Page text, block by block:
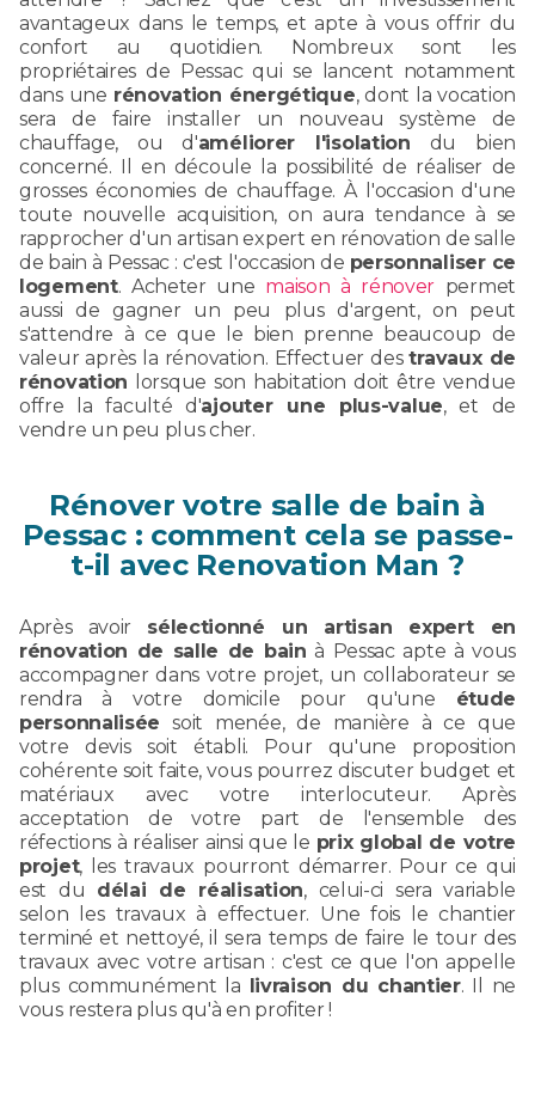
avantageux dans le temps, et apte à vous offrir du
confort au quotidien. Nombreux sont les
propriétaires de Pessac qui se lancent notamment
dans une rénovation énergétique, dont la vocation
sera de faire installer un nouveau système de
chauffage, ou d'améliorer l'isolation du bien
concerné. Il en découle la possibilité de réaliser de
grosses économies de chauffage. À l'occasion d'une
toute nouvelle acquisition, on aura tendance à se
rapprocher d'un artisan expert en rénovation de salle
de bain à Pessac : c'est l'occasion de personnaliser ce
logement. Acheter une maison à rénover permet
aussi de gagner un peu plus d'argent, on peut
s'attendre à ce que le bien prenne beaucoup de
valeur après la rénovation. Effectuer destravaux de
rénovation lorsque son habitation doit être vendue
offre la faculté d'ajouter une plus-value, et de
vendre un peu plus cher.
Rénover votre salle de bain à
Pessac : comment cela se passe-
t-il avec Renovation Man ?
Après avoir sélectionné un artisan expert en
rénovation de salle de bain à Pessac apte à vous
accompagner dans votre projet, un collaborateur se
rendra à votre domicile pour qu'une étude
personnalisée soit menée, de manière à ce que
votre devis soit établi. Pour qu'une proposition
cohérente soit faite, vous pourrez discuter budget et
matériaux avec votre interlocuteur. Après
acceptation de votre part de l'ensemble des
réfections à réaliser ainsi que le prix global de votre
projet, les travaux pourront démarrer. Pour ce qui
est du délai de réalisation, celui-ci sera variable
selon les travaux à effectuer. Une fois le chantier
terminé et nettoyé, il sera temps de faire le tour des
travaux avec votre artisan : c'est ce que l'on appelle
plus communément la livraison du chantier. Il ne
vous restera plus qu'à en profiter !